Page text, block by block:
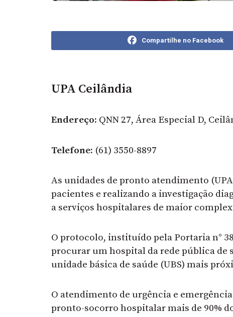
Compartilhe no Facebook
UPA Ceilândia
Endereço: QNN 27, Área Especial D,
Telefone: (61) 3550-8897
As unidades de pronto atendimento
pacientes e realizando a investigação
a serviços hospitalares de maior
O protocolo, instituído pela Portaria n°
procurar um hospital da rede pública de
unidade básica de saúde (UBS) mais
O atendimento de urgência e
pronto-socorro hospitalar mais de 90%